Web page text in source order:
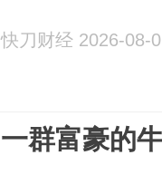
快刀财经 2026-08-
一群富豪的